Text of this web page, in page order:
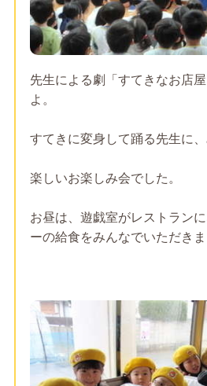
先生による劇「すてきなお店
よ。
すてきに変身して踊る先生に
楽しいお楽しみ会でした。
お昼は、遊戯室がレストラン
ーの給食をみんなでいただきま